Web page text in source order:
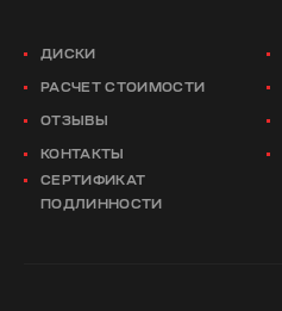
ДИСКИ
РАСЧЕТ СТОИМОСТИ
ОТЗЫВЫ
КОНТАКТЫ
СЕРТИФИКАТ
ПОДЛИННОСТИ